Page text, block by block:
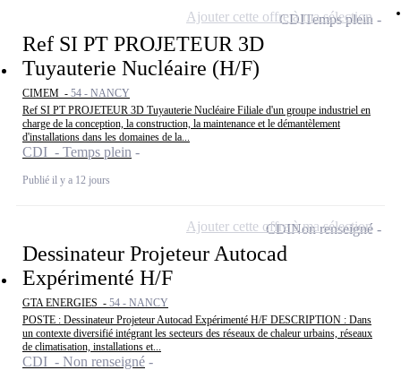
Ref SI PT PROJETEUR 3D
Tuyauterie Nucléaire (H/F)
CIMEM - 54 - NANCY
Ref SI PT PROJETEUR 3D Tuyauterie Nucléaire Filiale d'un groupe industriel en
charge de la conception, la construction, la maintenance et le démantèlement
d'installations dans les domaines de la...
CDI - Temps plein
Publié il y a 12 jours
CDITemps plein
Ajouter cette offre à ma sélection
Dessinateur Projeteur Autocad
Expérimenté H/F
GTA ENERGIES - 54 - NANCY
POSTE : Dessinateur Projeteur Autocad Expérimenté H/F DESCRIPTION : Dans
un contexte diversifié intégrant les secteurs des réseaux de chaleur urbains, réseaux
de climatisation, installations et...
CDI - Non renseigné
CDINon renseigné
Ajouter cette offre à ma sélection